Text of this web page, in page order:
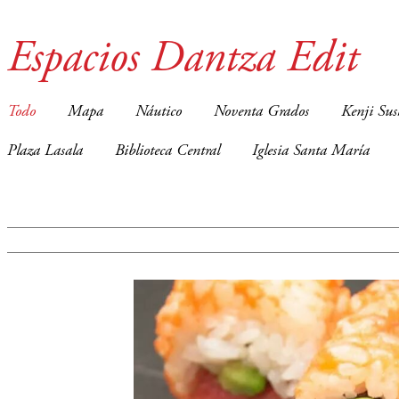
Espacios Dantza Edit
Todo Mapa Náutico Noventa Grados Kenji
Plaza Lasala Biblioteca Central Iglesia Santa María